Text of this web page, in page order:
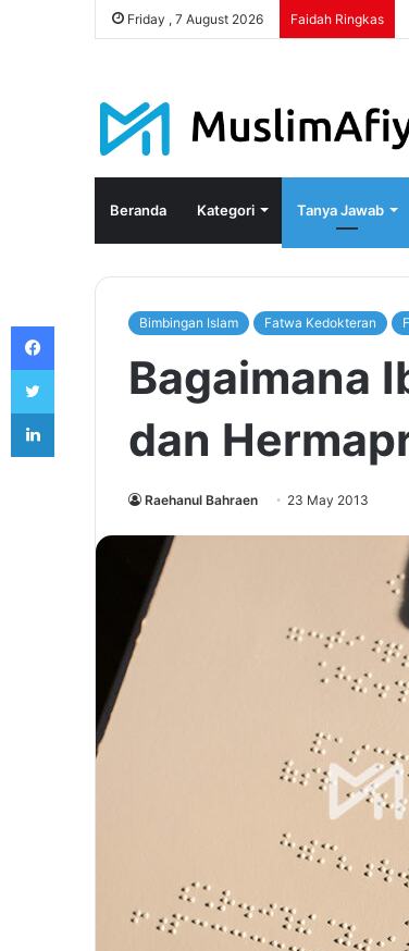
Friday , 7 August 2026 Faidah Ringkas
Beranda Kategori Tanya Jawab
Bimbingan Islam Fatwa Kedokteran
Bagaimana
dan
Raehanul Bahraen 23 May 2013
Facebook
Twitter
LinkedIn